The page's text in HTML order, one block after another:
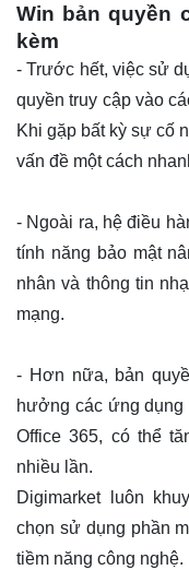
Win bản quyền
kèm
- Trước hết, việc sử
quyền truy cập vào
Khi gặp bất kỳ sự cố
vấn đề một cách
- Ngoài ra, hệ điều
tính năng bảo mật
nhân và thông tin
mạng.
- Hơn nữa, bản
hưởng các ứng
Office 365, có thể
nhiều lần.
Digimarket luôn
chọn sử dụng phần
tiềm năng công nghệ.